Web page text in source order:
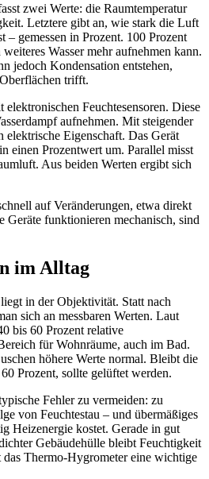
zwei Werte: die Raumtemperatur
Letztere gibt an, wie stark die Luft
– gemessen in Prozent. 100 Prozent
Wasser mehr aufnehmen kann.
jedoch Kondensation entstehen,
trifft.
Feuchtesensoren. Diese
aufnehmen. Mit steigender
elektrische Eigenschaft. Das Gerät
einen Prozentwert um. Parallel misst
Aus beiden Werten ergibt sich
auf Veränderungen, etwa direkt
Geräte funktionieren mechanisch, sind
im Alltag
in der Objektivität. Statt nach
sich an messbaren Werten. Laut
bis 60 Prozent relative
für Wohnräume, auch im Bad.
höhere Werte normal. Bleibt die
Prozent, sollte gelüftet werden.
Fehler zu vermeiden: zu
von Feuchtestau – und übermäßiges
Heizenergie kostet. Gerade in gut
Gebäudehülle bleibt Feuchtigkeit
Thermo-Hygrometer eine wichtige